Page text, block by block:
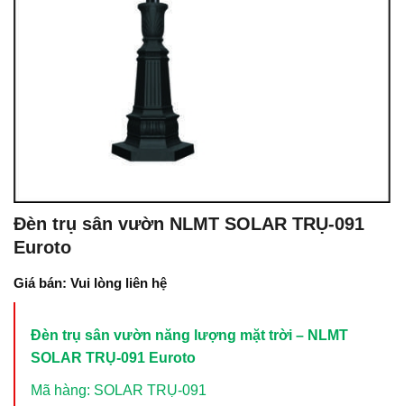
Đèn trụ sân vườn NLMT SOLAR TRỤ-091
Euroto
Giá bán: Vui lòng liên hệ
Đèn trụ sân vườn năng lượng mặt trời – NLMT
SOLAR TRỤ-091 Euroto
Mã hàng: SOLAR TRỤ-091